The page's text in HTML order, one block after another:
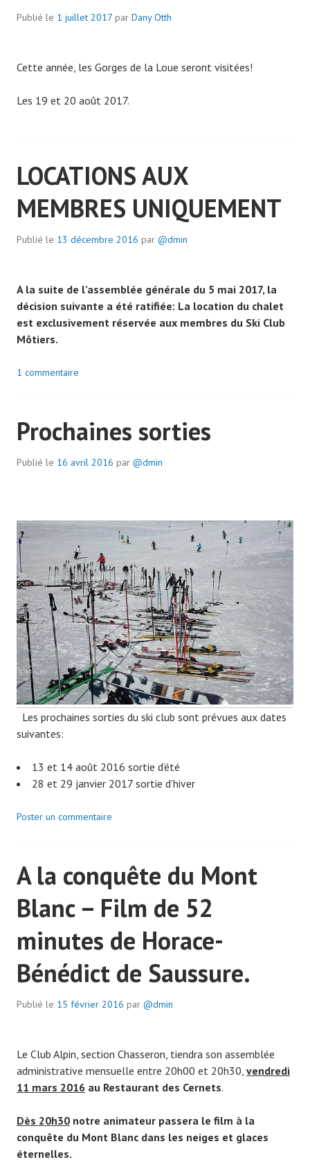
Publié le 1 juillet 2017 par Dany Otth
Cette année, les Gorges de la Loue seront visitées!
Les 19 et 20 août 2017.
LOCATIONS AUX
MEMBRES UNIQUEMENT
Publié le 13 décembre 2016 par @dmin
A la suite de l’assemblée générale du 5 mai 2017, la
décision suivante a été ratifiée: La location du chalet
est exclusivement réservée aux membres du Ski Club
Môtiers.
1 commentaire
Prochaines sorties
Publié le 16 avril 2016 par @dmin
Les prochaines sorties du ski club sont prévues aux dates
suivantes:
13 et 14 août 2016 sortie d’été
28 et 29 janvier 2017 sortie d’hiver
Poster un commentaire
A la conquête du Mont
Blanc – Film de 52
minutes de Horace-
Bénédict de Saussure.
Publié le 15 février 2016 par @dmin
Le Club Alpin, section Chasseron, tiendra son assemblée
administrative mensuelle entre 20h00 et 20h30, vendredi
11 mars 2016 au Restaurant des Cernets.
Dès 20h30 notre animateur passera le film à la
conquête du Mont Blanc dans les neiges et glaces
éternelles.